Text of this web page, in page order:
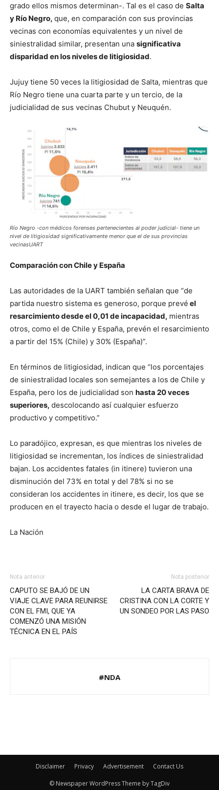
grado ellos mismos determinan-. Tal es el caso de Salta
y Río Negro, que, en comparación con sus provincias
vecinas con economías equivalentes y un nivel de
siniestralidad similar, presentan una significativa
disparidad en los niveles de litigiosidad.
Jujuy tiene 50 veces la litigiosidad de Salta, mientras que
Río Negro tiene una cuarta parte y un tercio, de la
judicialidad de sus vecinas Chubut y Neuquén.
Río Negro -con médicos forenses pertenecientes al poder judicial- tiene un
nivel de litigiosidad significativamente menor que el de sus provincias
vecinasUART
Comparación con Chile y España
Las autoridades de la UART también señalan que “de
partida nuestro sistema es generoso, porque prevé el
resarcimiento desde el 0,01 de incapacidad, mientras
otros, como el de Chile y España, prevén el resarcimiento
a partir del 15% (Chile) y 30% (España)”.
En términos de litigiosidad, indican que “los porcentajes
de siniestralidad locales son semejantes a los de Chile y
España, pero los de judicialidad son hasta 20 veces
superiores, descolocando así cualquier esfuerzo
productivo y competitivo.”
Lo paradójico, expresan, es que mientras los niveles de
litigiosidad se incrementan, los índices de siniestralidad
bajan. Los accidentes fatales (in itinere) tuvieron una
disminución del 73% en total y del 78% si no se
consideran los accidentes in itinere, es decir, los que se
producen en el trayecto hacia o desde el lugar de trabajo.
La Nación
Nota anterior
CAPUTO SE BAJÓ DE UN
VIAJE CLAVE PARA REUNIRSE
CON EL FMI, QUE YA
COMENZÓ UNA MISIÓN
TÉCNICA EN EL PAÍS
Nota posterior
LA CARTA BRAVA DE
CRISTINA CON LA CORTE Y
UN SONDEO POR LAS PASO
#NDA
Disclaimer Privacy Advertisement Contact Us
© Newspaper WordPress Theme by TagDiv